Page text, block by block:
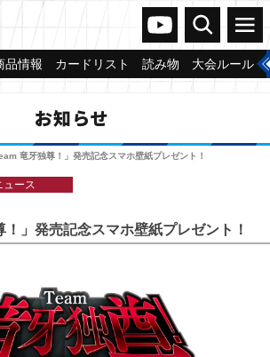
ヴァンガードch
検索 メニュー
品情報 カードリスト 読み物 大会ルール
お知らせ
竜牙独尊！」発売記念スマホ壁紙プレゼント！
ュース
！」発売記念スマホ壁紙プレゼント！